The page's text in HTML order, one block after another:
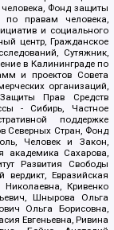
Фонд защиты
по правам человека,
и социального
центр, Гражданское
Сутяжник,
в Калининграде по
и проектов Совета
организаций,
Прав Средств
- Сибирь, Частное
поддержке
Северных Стран, Фонд
Человек и Закон,
академика Сахарова,
Развития Свободы
Евразийская
Кривенко
Шнырова Ольга
Ольга Борисовна,
Евгеньевна, Ривина